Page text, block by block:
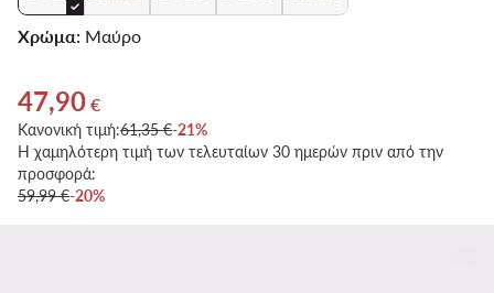
Χρώμα: Μαύρο
Τρέχουσα τιμή 47,90 €
47,90 €
Κανονική τιμή:61,35 €-21%
Η χαμηλότερη τιμή των τελευταίων 30 ημερών πριν από την
προσφορά:
59,99 €-20%